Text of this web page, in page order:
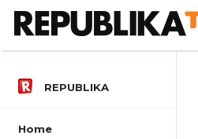
REPUBLIKA
Home